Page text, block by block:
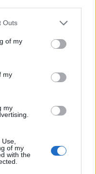
Outs
of my
my
my
of my
with the
választ a
Na, indíts, s